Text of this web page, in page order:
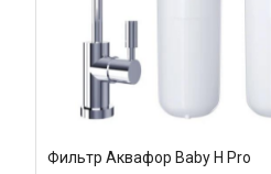
Фильтр Аквафор Baby Н Pro